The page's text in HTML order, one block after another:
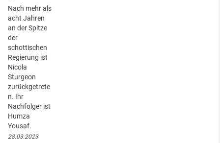
Nach mehr als
acht Jahren
an der Spitze
der
schottischen
Regierung ist
Nicola
Sturgeon
zurückgetrete
n. Ihr
Nachfolger ist
Humza
Yousaf.
28.03.2023